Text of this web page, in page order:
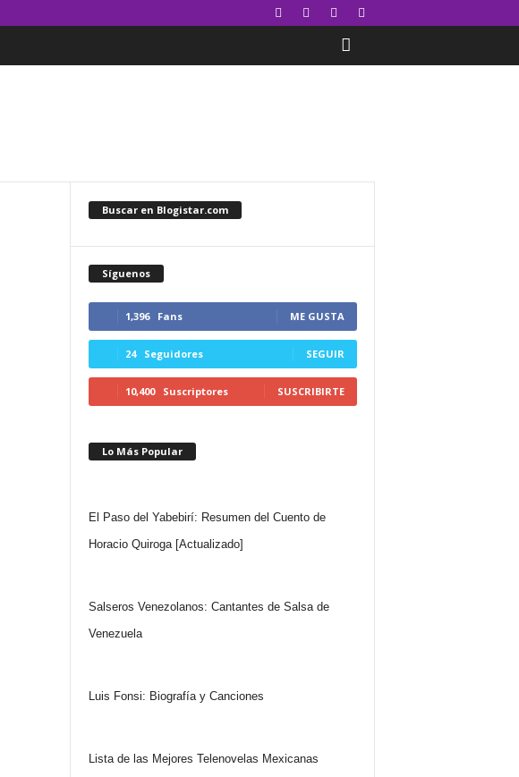
Buscar en Blogistar.com
Síguenos
1,396 Fans ME GUSTA
24 Seguidores SEGUIR
10,400 Suscriptores SUSCRIBIRTE
Lo Más Popular
El Paso del Yabebirí: Resumen del Cuento de
Horacio Quiroga [Actualizado]
Salseros Venezolanos: Cantantes de Salsa de
Venezuela
Luis Fonsi: Biografía y Canciones
Lista de las Mejores Telenovelas Mexicanas